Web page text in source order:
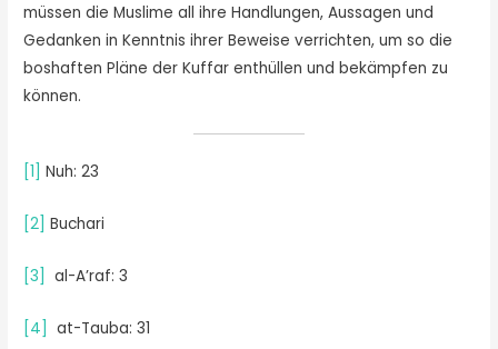
müssen die Muslime all ihre Handlungen, Aussagen und
Gedanken in Kenntnis ihrer Beweise verrichten, um so die
boshaften Pläne der Kuffar enthüllen und bekämpfen zu
können.
[1] Nuh: 23
[2] Buchari
[3] al-A’raf: 3
[4] at-Tauba: 31